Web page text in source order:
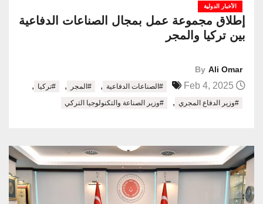
الأخبار الدولية
إطلاق مجموعة عمل بمجال الصناعات الدفاعية
بين تركيا والمجر
By Ali Omar
#الصناعات الدفاعية , #المجر , #تركيا ,
#وزير الدفاع المجري , #وزير الصناعة والتكنولوجيا التركي